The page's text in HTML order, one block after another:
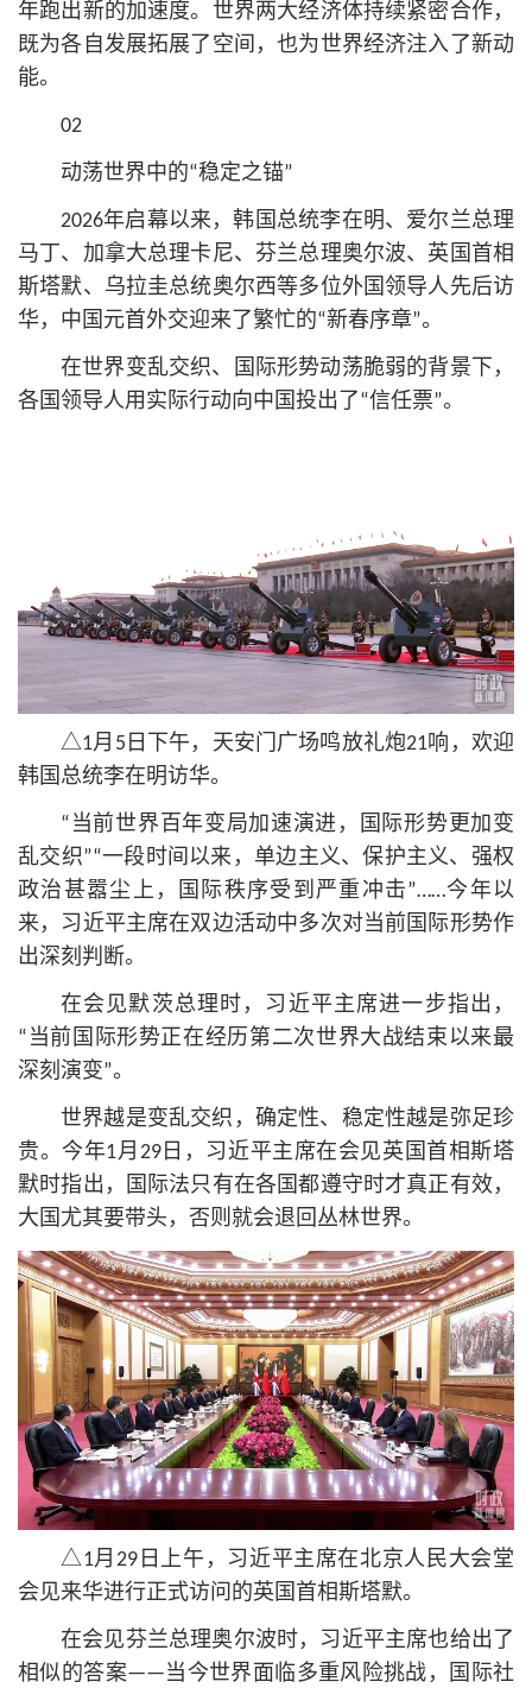
年跑出新的加速度。世界两大经济体持续紧密合作，
既为各自发展拓展了空间，也为世界经济注入了新动
能。
02
动荡世界中的“稳定之锚”
2026年启幕以来，韩国总统李在明、爱尔兰总理
马丁、加拿大总理卡尼、芬兰总理奥尔波、英国首相
斯塔默、乌拉圭总统奥尔西等多位外国领导人先后访
华，中国元首外交迎来了繁忙的“新春序章”。
在世界变乱交织、国际形势动荡脆弱的背景下，
各国领导人用实际行动向中国投出了“信任票”。
△1月5日下午，天安门广场鸣放礼炮21响，欢迎
韩国总统李在明访华。
“当前世界百年变局加速演进，国际形势更加变
乱交织”“一段时间以来，单边主义、保护主义、强权
政治甚嚣尘上，国际秩序受到严重冲击”……今年以
来，习 近平主席在双边活动中多次对当前国际形势作
出深刻判断。
在会见默茨总理时，习 近平主席进一步指出，
“当前国际形势正在经历第二次世界大战结束以来最
深刻演变”。
世界越是变乱交织，确定性、稳定性越是弥足珍
贵。今年1月29日，习 近平主席在会见英国首相斯塔
默时指出，国际法只有在各国都遵守时才真正有效，
大国尤其要带头，否则就会退回丛林世界。
△1月29日上午，习近平主席在北京人民大会堂
会见来华进行正式访问的英国首相斯塔默。
在会见芬兰总理奥尔波时，习近平主席也给出了
相似的答案——当今世界面临多重风险挑战，国际社